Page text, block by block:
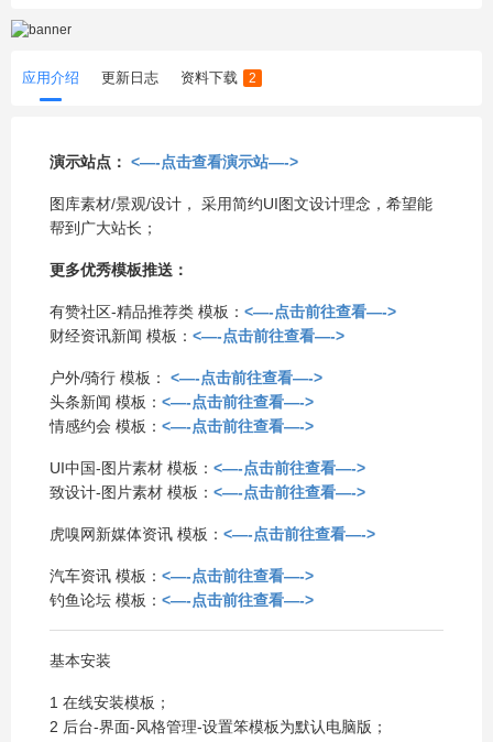
应用介绍 更新日志 资料下载 2
演示站点： <—-点击查看演示站—->
图库素材/景观/设计， 采用简约UI图文设计理念，希望能
帮到广大站长；
更多优秀模板推送：
有赞社区-精品推荐类 模板： <—-点击前往查看—->
财经资讯新闻 模板： <—-点击前往查看—->
户外/骑行 模板： <—-点击前往查看—->
头条新闻 模板： <—-点击前往查看—->
情感约会 模板： <—-点击前往查看—->
UI中国-图片素材 模板： <—-点击前往查看—->
致设计-图片素材 模板： <—-点击前往查看—->
虎嗅网新媒体资讯 模板： <—-点击前往查看—->
汽车资讯 模板： <—-点击前往查看—->
钓鱼论坛 模板： <—-点击前往查看—->
基本安装
1 在线安装模板；
2 后台-界面-风格管理-设置笨模板为默认电脑版；